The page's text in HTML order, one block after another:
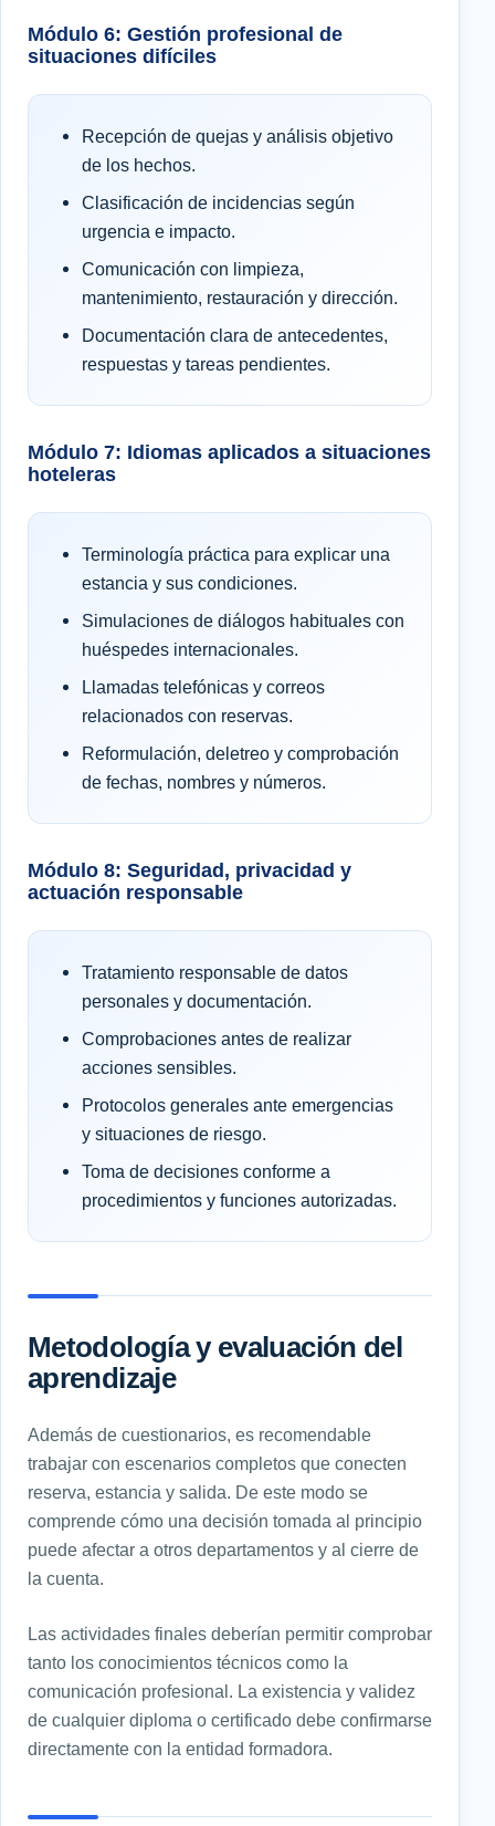
Módulo 6: Gestión profesional de
situaciones difíciles
Recepción de quejas y análisis objetivo
de los hechos.
Clasificación de incidencias según
urgencia e impacto.
Comunicación con limpieza,
mantenimiento, restauración y dirección.
Documentación clara de antecedentes,
respuestas y tareas pendientes.
Módulo 7: Idiomas aplicados a situaciones
hoteleras
Terminología práctica para explicar una
estancia y sus condiciones.
Simulaciones de diálogos habituales con
huéspedes internacionales.
Llamadas telefónicas y correos
relacionados con reservas.
Reformulación, deletreo y comprobación
de fechas, nombres y números.
Módulo 8: Seguridad, privacidad y
actuación responsable
Tratamiento responsable de datos
personales y documentación.
Comprobaciones antes de realizar
acciones sensibles.
Protocolos generales ante emergencias
y situaciones de riesgo.
Toma de decisiones conforme a
procedimientos y funciones autorizadas.
Metodología y evaluación del
aprendizaje
Además de cuestionarios, es recomendable
trabajar con escenarios completos que conecten
reserva, estancia y salida. De este modo se
comprende cómo una decisión tomada al principio
puede afectar a otros departamentos y al cierre de
la cuenta.
Las actividades finales deberían permitir comprobar
tanto los conocimientos técnicos como la
comunicación profesional. La existencia y validez
de cualquier diploma o certificado debe confirmarse
directamente con la entidad formadora.